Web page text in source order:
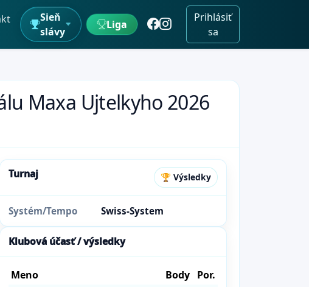
Sieň
slávy
Liga
Prihlásiť
sa
Maxa Ujtelkyho 2026
Turnaj 🏆 Výsledky
Systém/Tempo Swiss-System
Klubová účasť / výsledky
Meno Body Por.